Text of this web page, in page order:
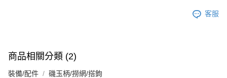
客服
商品相關分類 (2)
裝備/配件 磯玉柄/撈網/搭鉤